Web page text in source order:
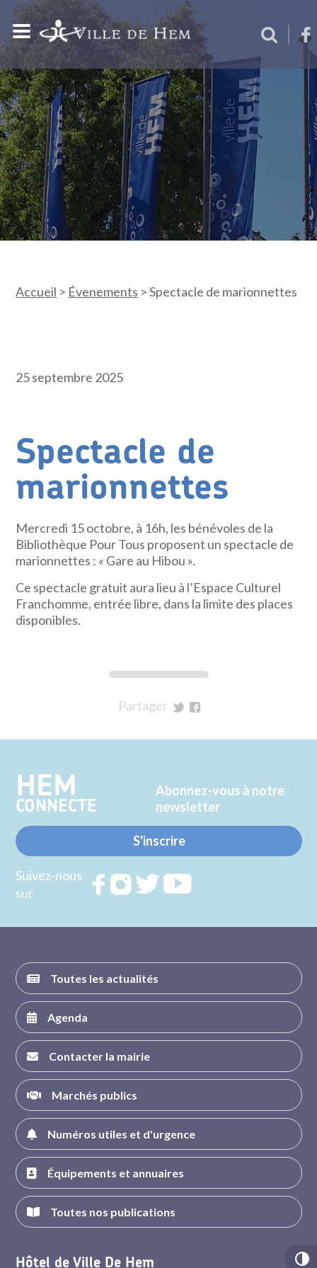
Accueil > Évenements >Spectacle de marionnettes
25 septembre 2025
Spectacle de
marionnettes
Mercredi 15 octobre, à 16h, les bénévoles de la
Bibliothèque Pour Tous proposent un spectacle de
marionnettes : « Gare au Hibou ».
Ce spectacle gratuit aura lieu à l’Espace Culturel
Franchomme, entrée libre, dans la limite des places
disponibles.
Partager
Twitter
Facebook
HEM
CONNECTE
Abonnez-vous à notre
newsletter
S'inscrire
Suivez-nous
sur
RejoignezRejoignezRejoignez
Toutes les actualités
Agenda
Contacter la mairie
Marchés publics
Numéros utiles et d'urgence
Équipements et annuaires
Toutes nos publications
Hôtel de Ville De Hem